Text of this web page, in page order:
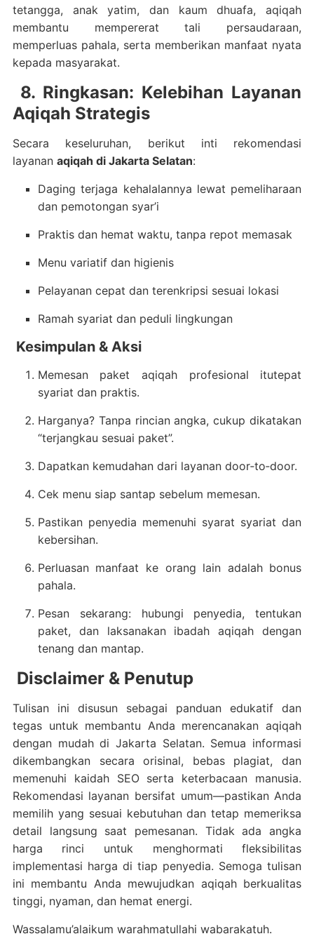
tetangga, anak yatim, dan kaum dhuafa, aqiqah
membantu mempererat tali persaudaraan,
memperluas pahala, serta memberikan manfaat nyata
kepada masyarakat.
8. Ringkasan: Kelebihan Layanan
Aqiqah Strategis
Secara keseluruhan, berikut inti rekomendasi
layanan aqiqah di Jakarta Selatan:
Daging terjaga kehalalannya lewat pemeliharaan
dan pemotongan syar’i
Praktis dan hemat waktu, tanpa repot memasak
Menu variatif dan higienis
Pelayanan cepat dan terenkripsi sesuai lokasi
Ramah syariat dan peduli lingkungan
Kesimpulan & Aksi
Memesan paket aqiqah profesional itutepat
syariat dan praktis.
Harganya? Tanpa rincian angka, cukup dikatakan
“terjangkau sesuai paket”.
Dapatkan kemudahan dari layanan door‑to‑door.
Cek menu siap santap sebelum memesan.
Pastikan penyedia memenuhi syarat syariat dan
kebersihan.
Perluasan manfaat ke orang lain adalah bonus
pahala.
Pesan sekarang: hubungi penyedia, tentukan
paket, dan laksanakan ibadah aqiqah dengan
tenang dan mantap.
Disclaimer & Penutup
Tulisan ini disusun sebagai panduan edukatif dan
tegas untuk membantu Anda merencanakan aqiqah
dengan mudah di Jakarta Selatan. Semua informasi
dikembangkan secara orisinal, bebas plagiat, dan
memenuhi kaidah SEO serta keterbacaan manusia.
Rekomendasi layanan bersifat umum—pastikan Anda
memilih yang sesuai kebutuhan dan tetap memeriksa
detail langsung saat pemesanan. Tidak ada angka
harga rinci untuk menghormati fleksibilitas
implementasi harga di tiap penyedia. Semoga tulisan
ini membantu Anda mewujudkan aqiqah berkualitas
tinggi, nyaman, dan hemat energi.
Wassalamu’alaikum warahmatullahi wabarakatuh.